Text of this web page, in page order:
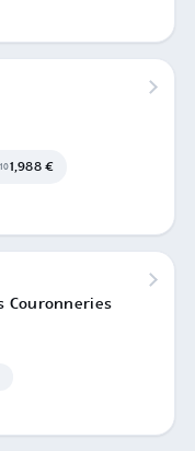
1,988 €
Couronneries